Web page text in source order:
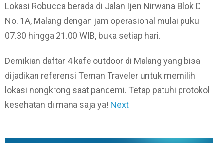
Lokasi Robucca berada di Jalan Ijen Nirwana Blok D
No. 1A, Malang dengan jam operasional mulai pukul
07.30 hingga 21.00 WIB, buka setiap hari.
Demikian daftar 4 kafe outdoor di Malang yang bisa
dijadikan referensi Teman Traveler untuk memilih
lokasi nongkrong saat pandemi. Tetap patuhi protokol
kesehatan di mana saja ya! Next